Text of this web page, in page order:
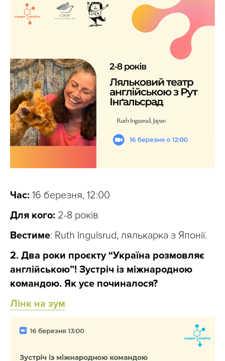
Час: 16 березня, 12:00
Для кого: 2-8 років
Вестиме: Ruth Ingulsrud, лялькарка з Японії.
2. Два роки проєкту “Україна розмовляє
англійською”! Зустріч із міжнародною
командою. Як усе починалося?
Лінк на зум